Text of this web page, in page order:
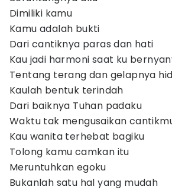
Dimiliki kamu
Kamu adalah bukti
Dari cantiknya paras dan hati
Kau jadi harmoni saat ku
Tentang terang dan gelapnya
Kaulah bentuk terindah
Dari baiknya Tuhan padaku
Waktu tak mengusaikan
Kau wanita terhebat bagiku
Tolong kamu camkan itu
Meruntuhkan egoku
Bukanlah satu hal yang mudah